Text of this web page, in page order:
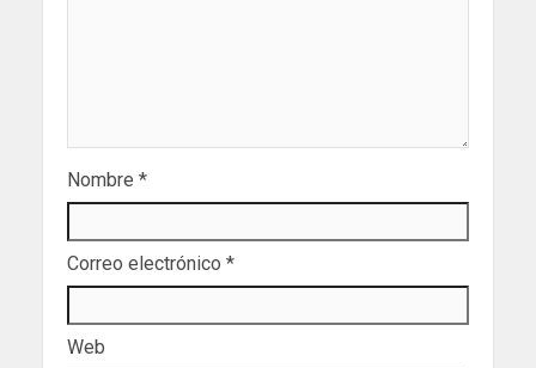
Nombre *
Correo electrónico *
Web